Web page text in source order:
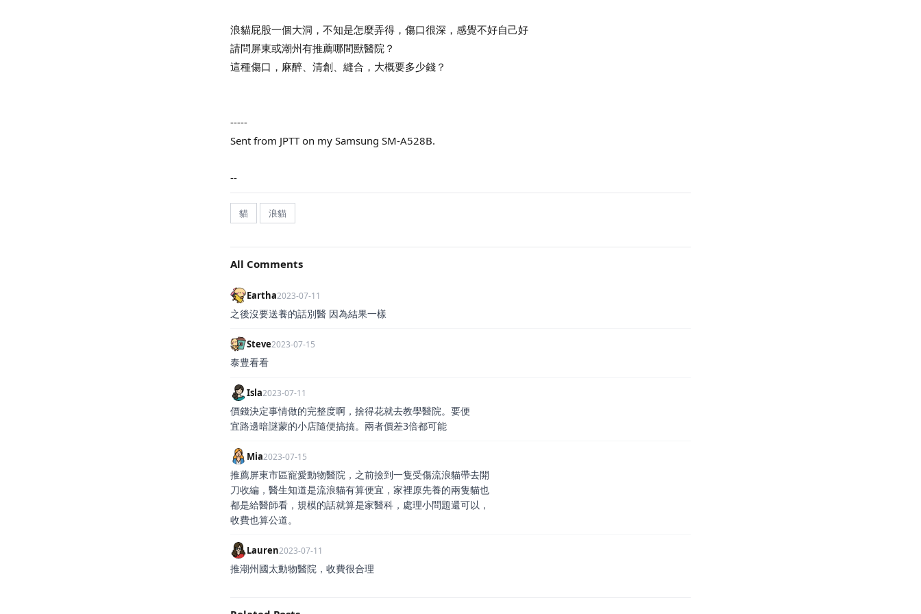
浪貓屁股一個大洞，不知是怎麼弄得，傷口很深，感覺不好自己好
請問屏東或潮州有推薦哪間獸醫院？
這種傷口，麻醉、清創、縫合，大概要多少錢？
-----
Sent from JPTT on my Samsung SM-A528B.
--
貓 浪貓
All Comments
Eartha2023-07-11
之後沒要送養的話別醫 因為結果一樣
Steve2023-07-15
泰豊看看
Isla2023-07-11
價錢決定事情做的完整度啊，捨得花就去教學醫院。要便
宜路邊暗謎蒙的小店隨便搞搞。兩者價差3倍都可能
Mia2023-07-15
推薦屏東市區寵愛動物醫院，之前撿到一隻受傷流浪貓帶去開
刀收編，醫生知道是流浪貓有算便宜，家裡原先養的兩隻貓也
都是給醫師看，規模的話就算是家醫科，處理小問題還可以，
收費也算公道。
Lauren2023-07-11
推潮州國太動物醫院，收費很合理